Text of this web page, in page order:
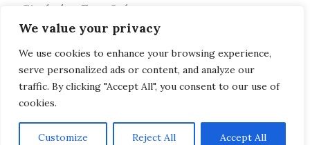
We value your privacy
We use cookies to enhance your browsing experience,
serve personalized ads or content, and analyze our
traffic. By clicking "Accept All", you consent to our use of
cookies.
Customize Reject All Accept All
Ciudades Españolas
Descubre los Secretos para Evaluar la
Calidad del Interior de un Coche de
Segunda Mano en Málaga